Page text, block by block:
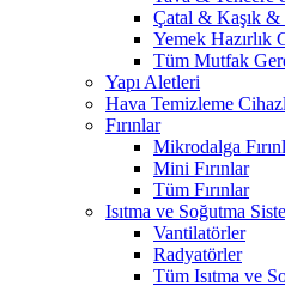
Çatal & Kaşık &
Yemek Hazırlık
Tüm Mutfak
Yapı Aletleri
Hava Temizleme
Fırınlar
Mikrodalga
Mini Fırınlar
Tüm Fırınlar
Isıtma ve Soğutma
Vantilatörler
Radyatörler
Tüm Isıtma ve